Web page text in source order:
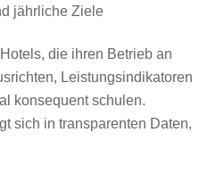
jährliche Ziele
die ihren Betrieb an
Leistungsindikatoren
konsequent schulen.
sich in transparenten Daten,